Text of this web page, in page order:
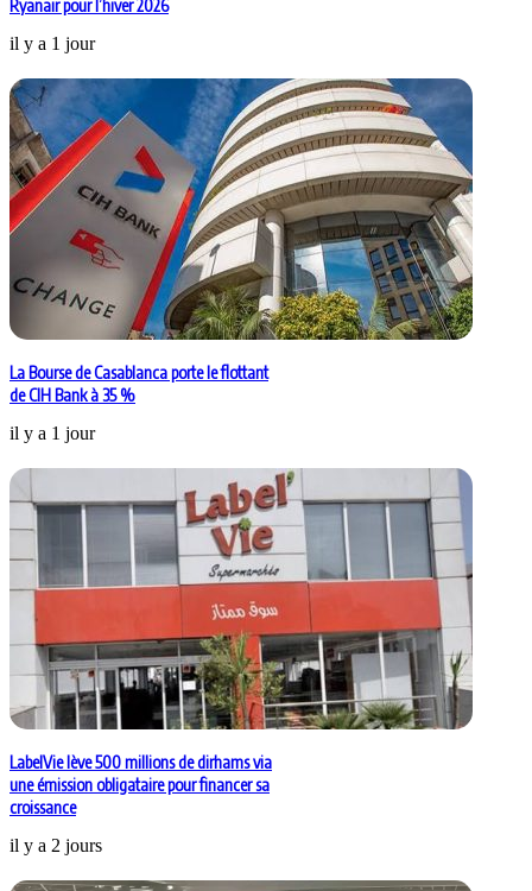
Ryanair pour l’hiver 2026
il y a 1 jour
La Bourse de Casablanca porte le flottant
de CIH Bank à 35 %
il y a 1 jour
LabelVie lève 500 millions de dirhams via
une émission obligataire pour financer sa
croissance
il y a 2 jours